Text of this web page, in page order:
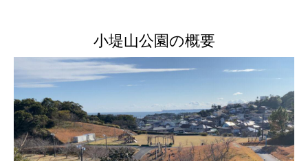
小堤山公園の概要